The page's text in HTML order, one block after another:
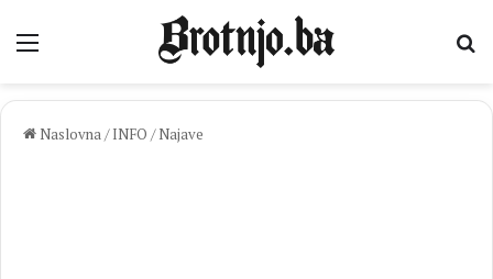
Izbornik
Naslovna/ INFO / Najave